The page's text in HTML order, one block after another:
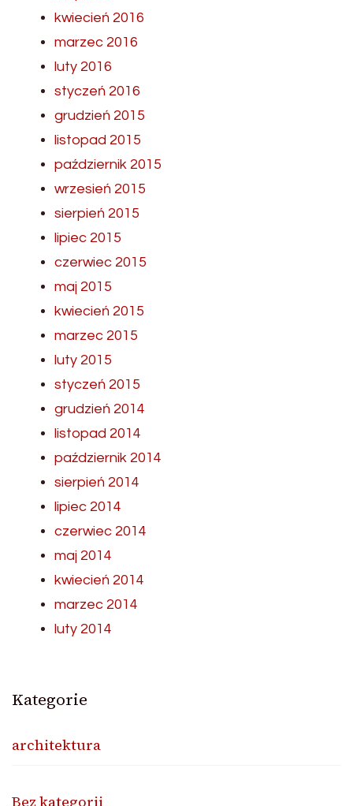
kwiecień 2016
marzec 2016
luty 2016
styczeń 2016
grudzień 2015
listopad 2015
październik 2015
wrzesień 2015
sierpień 2015
lipiec 2015
czerwiec 2015
maj 2015
kwiecień 2015
marzec 2015
luty 2015
styczeń 2015
grudzień 2014
listopad 2014
październik 2014
sierpień 2014
lipiec 2014
czerwiec 2014
maj 2014
kwiecień 2014
marzec 2014
luty 2014
Kategorie
architektura
Bez kategorii